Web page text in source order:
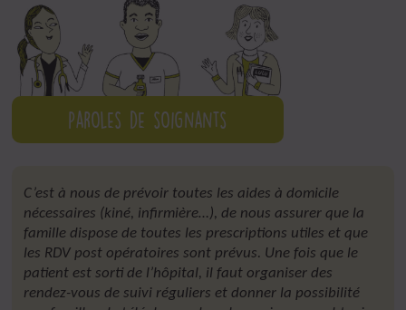
Paroles de soignants
C’est à nous de prévoir toutes les aides à domicile
nécessaires (kiné, infirmière…), de nous assurer que la
famille dispose de toutes les prescriptions utiles et que
les RDV post opératoires sont prévus. Une fois que le
patient est sorti de l’hôpital, il faut organiser des
rendez-vous de suivi réguliers et donner la possibilité